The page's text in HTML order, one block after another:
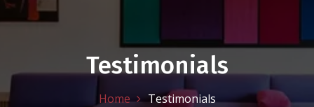
Testimonials
Home Testimonials